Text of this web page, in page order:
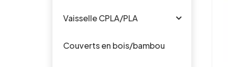
Vaisselle CPLA/PLA
Couverts en bois/bambou